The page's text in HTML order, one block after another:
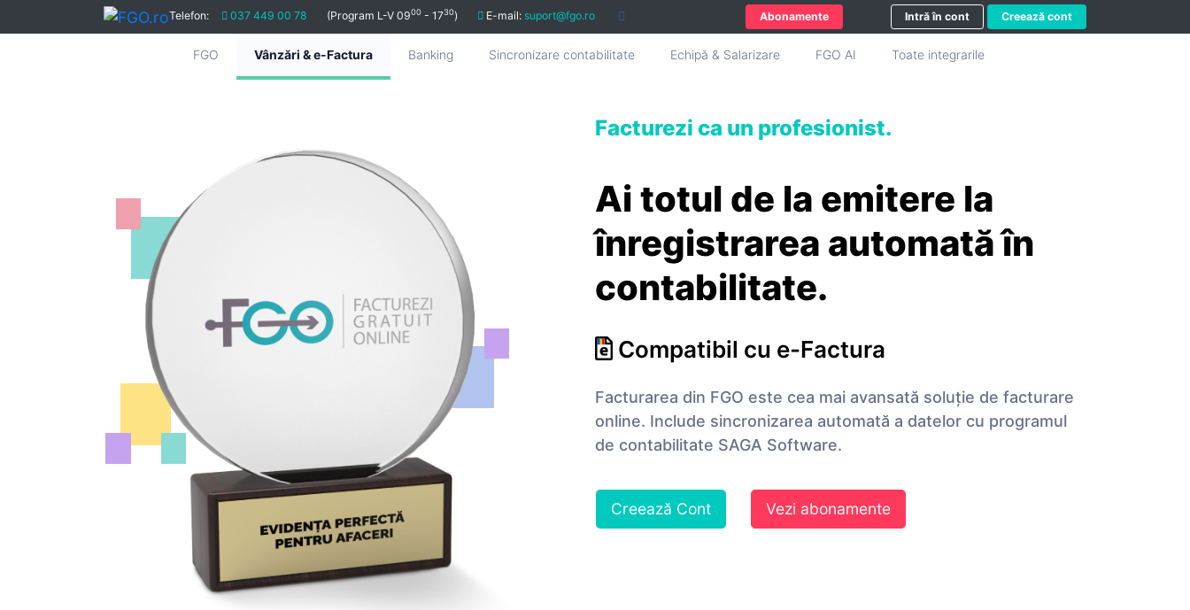
Telefon: 037 449 00 78 (Program L-V 0900 - 1730) E-mail: suport@fgo.ro Abonamente Intră în cont Creează cont
FGO Vânzări & e-Factura Banking Sincronizare contabilitate Echipă & Salarizare FGO AI Toate integrarile
Facturezi ca un profesionist.
Ai totul de la emitere la
înregistrarea automată în
contabilitate.
Compatibil cu e-Factura
Facturarea din FGO este cea mai avansată soluţie de facturare
online. Include sincronizarea automată a datelor cu programul
de contabilitate SAGA Software.
Creează Cont Vezi abonamente